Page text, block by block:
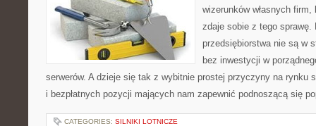
wizerunków własnych
zdaje sobie z tego
przedsiębiorstwa nie są w
bez inwestycji w
serwerów. A dzieje się tak z wybitnie prostej przyczyny na rynku
i bezpłatnych pozycji mających nam zapewnić podnoszącą się
CATEGORIES: SILNIKI LOTNICZE